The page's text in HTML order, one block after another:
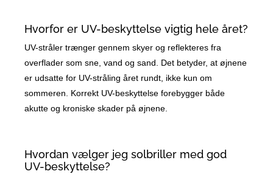
Hvorfor er UV-beskyttelse vigtig hele året?
UV-stråler trænger gennem skyer og reflekteres fra
overflader som sne, vand og sand. Det betyder, at øjnene
er udsatte for UV-stråling året rundt, ikke kun om
sommeren. Korrekt UV-beskyttelse forebygger både
akutte og kroniske skader på øjnene.
Hvordan vælger jeg solbriller med god
UV-beskyttelse?